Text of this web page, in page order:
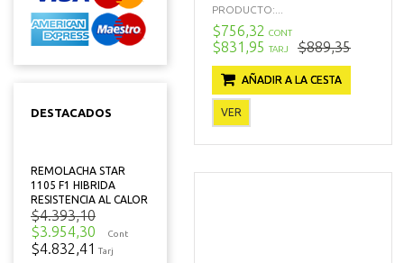
DESTACADOS
REMOLACHA STAR
1105 F1 HIBRIDA
RESISTENCIA AL CALOR
$4.393,10
$3.954,30
Cont
$4.832,41 Tarj
PRODUCTO:...
$756,32 CONT
$831,95 TARJ $889,35
AÑADIR A LA CESTA
VER